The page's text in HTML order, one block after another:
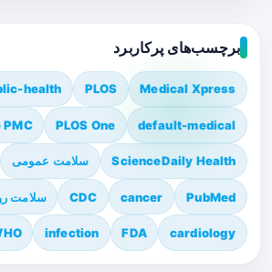
برچسب‌های پرکاربرد
Medical Xpress
PLOS
health
default-medical
PLOS One
PMC
ScienceDaily Health سلامت عمومی
PubMed
cancer
CDC سلامت
cardiology
FDA
infection